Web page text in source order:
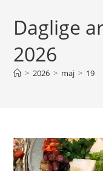
Daglige
2026
> 2026 > maj > 19